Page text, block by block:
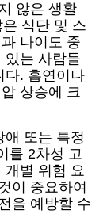
않은 생활
식단 및 스
나이도 중
있는 사람들
다. 흡연이나
상승에 크
애 또는 특정
를 2차성 고
개별 위험 요
이 중요하여
을 예방할 수